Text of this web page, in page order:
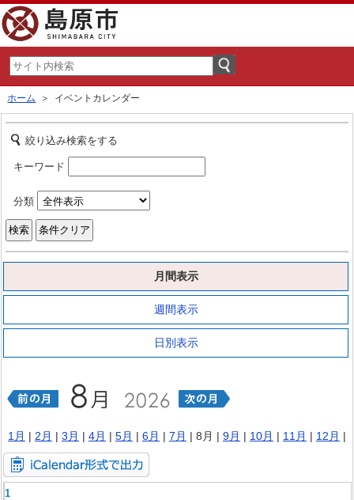
ホーム ＞ イベントカレンダー
絞り込み検索をする
キーワード
分類
月間表示
週間表示
日別表示
1月 | 2月 | 3月 | 4月 | 5月 | 6月 | 7月 | 8月 | 9月 | 10月 | 11月 | 12月 |
1